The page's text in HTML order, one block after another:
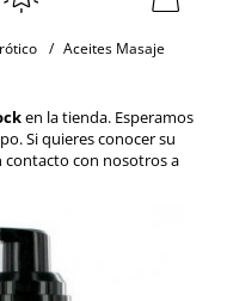
/ Aceites Masaje
en la tienda. Esperamos
Si quieres conocer su
contacto con nosotros a